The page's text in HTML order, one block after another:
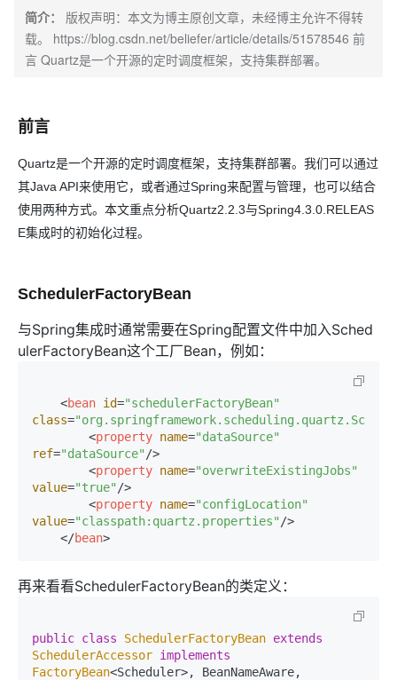
简介：
版权声明：本文为博主原创文章，未经博主允许不得转
载。 https://blog.csdn.net/beliefer/article/details/51578546 前
言 Quartz是一个开源的定时调度框架，支持集群部署。
前言
Quartz是一个开源的定时调度框架，支持集群部署。我们可以通过
其Java API来使用它，或者通过Spring来配置与管理，也可以结合
使用两种方式。本文重点分析Quartz2.2.3与Spring4.3.0.RELEAS
E集成时的初始化过程。
SchedulerFactoryBean
与Spring集成时通常需要在Spring配置文件中加入Sched
ulerFactoryBean这个工厂Bean，例如：
<bean id="schedulerFactoryBean"
class=
<property name="dataSource"
ref="dataSource" />
<property name="overwriteExistingJobs"
value="true" />
<property name="configLocation"
value="classpath:quartz.properties" />
</bean>
再来看看SchedulerFactoryBean的类定义：
public class SchedulerFactoryBean extends
SchedulerAccessor implements
FactoryBean<Scheduler>, BeanNameAware,